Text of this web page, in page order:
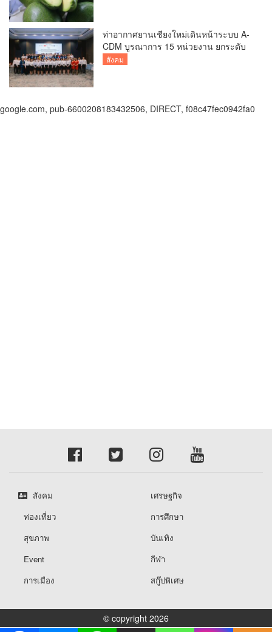
ท่าอากาศยานเชียงใหม่เดินหน้าระบบ A-
CDM บูรณาการ 15 หน่วยงาน ยกระดับ
การบริหารเที่ยวบินและบริการผู้โดยสาร
สังคม
google.com, pub-6600208183432506, DIRECT, f08c47fec0942fa0
สังคม
เศรษฐกิจ
ท่องเที่ยว
การศึกษา
สุขภาพ
บันเทิง
Event
กีฬา
การเมือง
สกู๊ปพิเศษ
© copyright 2026